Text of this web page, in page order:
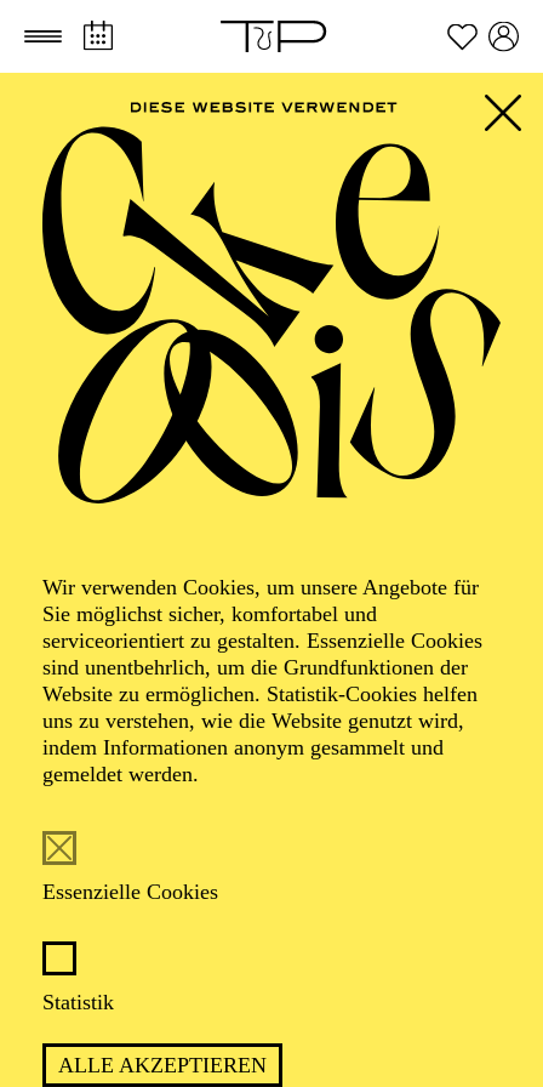
Zum Hauptinhalt springen Zum Footer springen
Wir verwenden Cookies, um unsere Angebote für
Sie möglichst sicher, komfortabel und
serviceorientiert zu gestalten. Essenzielle Cookies
sind unentbehrlich, um die Grundfunktionen der
Website zu ermöglichen. Statistik-Cookies helfen
uns zu verstehen, wie die Website genutzt wird,
indem Informationen anonym gesammelt und
gemeldet werden.
Essenzielle Cookies
Statistik
ALLE AKZEPTIEREN
FILTER
Werke von Ludwig van Beethoven, Pjotr I. Tschaikowsky,
85,00 55,00
Die Veranstaltung ist vom Angebot der TUPcard ausgeschlossen.
JANUAR 2027
ESSENER PHILHARMONIKER
Freitag
01.01.2027
NEUJAHRSKONZERT DER
ESSENER
PHILHARMONIKER
TICKETS
74,00 69,00 55,00 41,00
AALTO MUSIKTHEATER
19:00 - 21:30